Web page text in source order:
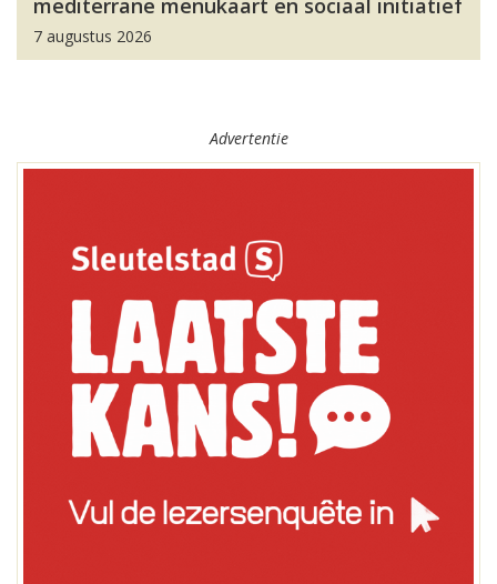
mediterrane menukaart en sociaal initiatief
7 augustus 2026
Advertentie